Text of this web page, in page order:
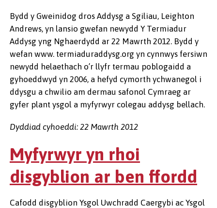
Bydd y Gweinidog dros Addysg a Sgiliau, Leighton
Andrews, yn lansio gwefan newydd Y Termiadur
Addysg yng Nghaerdydd ar 22 Mawrth 2012. Bydd y
wefan www. termiaduraddysg.org yn cynnwys fersiwn
newydd helaethach o’r llyfr termau poblogaidd a
gyhoeddwyd yn 2006, a hefyd cymorth ychwanegol i
ddysgu a chwilio am dermau safonol Cymraeg ar
gyfer plant ysgol a myfyrwyr colegau addysg bellach.
Dyddiad cyhoeddi: 22 Mawrth 2012
Myfyrwyr yn rhoi
disgyblion ar ben ffordd
Cafodd disgyblion Ysgol Uwchradd Caergybi ac Ysgol